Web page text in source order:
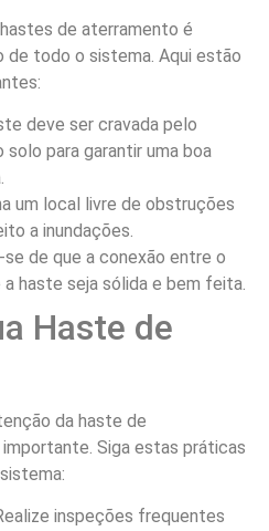
de aterramento é
de todo o sistema. Aqui estão
deve ser cravada pelo
para garantir uma boa
um local livre de obstruções
a inundações.
de que a conexão entre o
haste seja sólida e bem feita.
Haste de
da haste de
Siga estas práticas
inspeções frequentes